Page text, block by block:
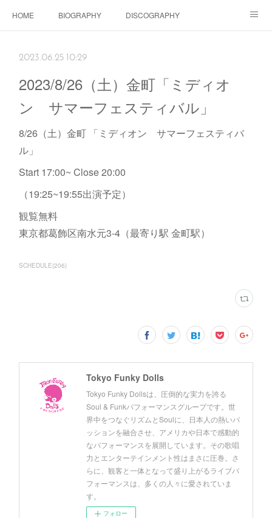
HOME BIOGRAPHY DISCOGRAPHY
2023.06.25 10:29
2023/8/26（土）金町「ミディオ
ン サマーフェスティバル」
8/26（土）金町 「ミディオン サマーフェスティバ
ル」
Start 17:00~ Close 20:00
（19:25~19:55出演予定）
観覧無料
東京都葛飾区南水元3-4（最寄り駅 金町駅）
SCHEDULE(206)
Tokyo Funky Dolls
Tokyo Funky Dollsは、圧倒的な実力を誇る
Soul & Funkパフォーマンスグループです。世
界中をつなぐリズムとSoulに、日本人の熱いパ
ッションを融合させ、アメリカや日本で感動的
なパフォーマンスを展開しています。その歌唱
力とエンターテインメント性はまさに圧巻。さ
らに、観客と一体となって盛り上がるライブパ
フォーマンスは、多くの人々に愛されていま
す。
フォロー